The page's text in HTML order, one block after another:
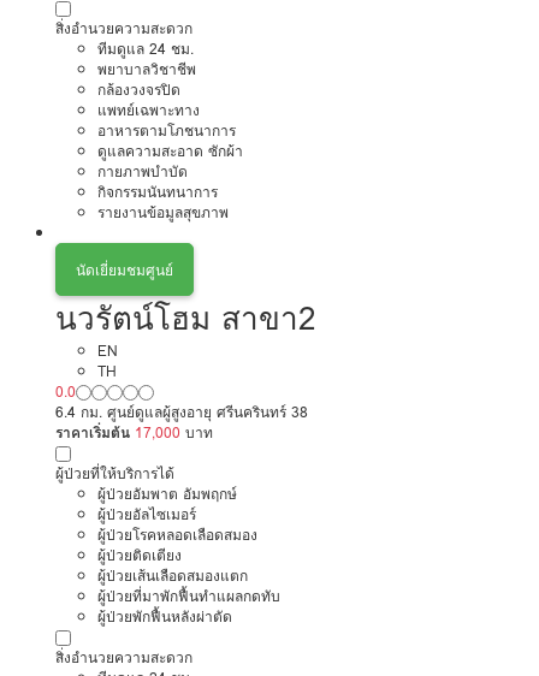
สิ่งอำนวยความสะดวก
ทีมดูแล 24 ชม.
พยาบาลวิชาชีพ
กล้องวงจรปิด
แพทย์เฉพาะทาง
อาหารตามโภชนาการ
ดูแลความสะอาด ซักผ้า
กายภาพบำบัด
กิจกรรมนันทนาการ
รายงานข้อมูลสุขภาพ
นัดเยี่ยมชมศูนย์
นวรัตน์โฮม สาขา2
EN
TH
0.0
6.4 กม. ศูนย์ดูแลผู้สูงอายุ ศรีนครินทร์ 38
ราคาเริ่มต้น 17,000 บาท
ผู้ป่วยที่ให้บริการได้
ผู้ป่วยอัมพาต อัมพฤกษ์
ผู้ป่วยอัลไซเมอร์
ผู้ป่วยโรคหลอดเลือดสมอง
ผู้ป่วยติดเตียง
ผู้ป่วยเส้นเลือดสมองแตก
ผู้ป่วยที่มาพักฟื้นทำแผลกดทับ
ผู้ป่วยพักฟื้นหลังผ่าตัด
สิ่งอำนวยความสะดวก